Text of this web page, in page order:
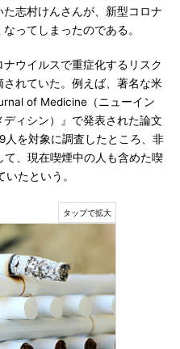
志村けんさんが、新型コロナ
ってしまったのである。
ウイルスで重症化するリスク
れていた。例えば、著名な米
of Medicine（ニューイン
ィシン）』で発表された論文
人を対象に調査したところ、非
、現在喫煙中の人も含めた喫
たという。